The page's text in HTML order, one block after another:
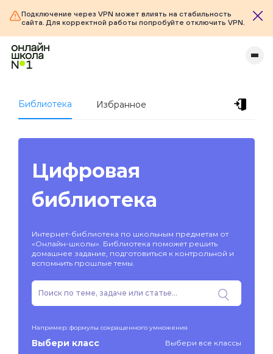
Подключение через VPN может влиять на стабильность
сайта. Для корректной работы попробуйте отключить VPN.
Библиотека Избранное
Цифровая
библиотека
Интернет-библиотека по школьным предметам от
«Онлайн-школы». Библиотека поможет решить
домашнее задание, подготовиться к контрольной и
вспомнить прошлые темы.
Например: формулы сокращенного умножения
Выбери класс Выбери все классы